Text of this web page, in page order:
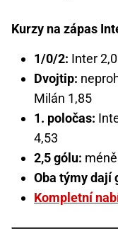
Kurzy na zápas
1/0/2: Inter
Dvojtip:
Milán 1,85
1. poločas:
4,53
2,5 gólu:
Oba týmy dají
Kompletní